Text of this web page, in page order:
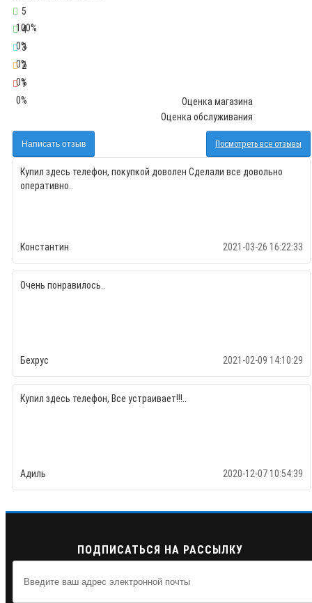
5
100%
4
0%
3
0%
2
0%
1
0%
Оценка магазина
Оценка обслуживания
Написать отзыв Посмотреть все отзывы
Купил здесь телефон, покупкой доволен Сделали все довольно
оперативно..
Константин 2021-03-26 16:22:33
Очень понравилось..
Бехрус 2021-02-09 14:10:29
Купил здесь телефон, Все устраивает!!!..
Адиль 2020-12-07 10:54:39
ПОДПИСАТЬСЯ НА РАССЫЛКУ